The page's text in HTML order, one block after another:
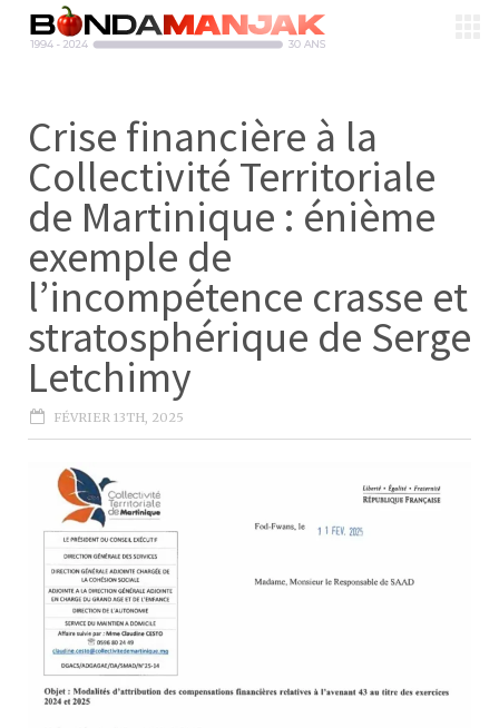
Crise financière à la
Collectivité Territoriale
de Martinique : énième
exemple de
l’incompétence crasse et
stratosphérique de Serge
Letchimy
FÉVRIER 13TH, 2025